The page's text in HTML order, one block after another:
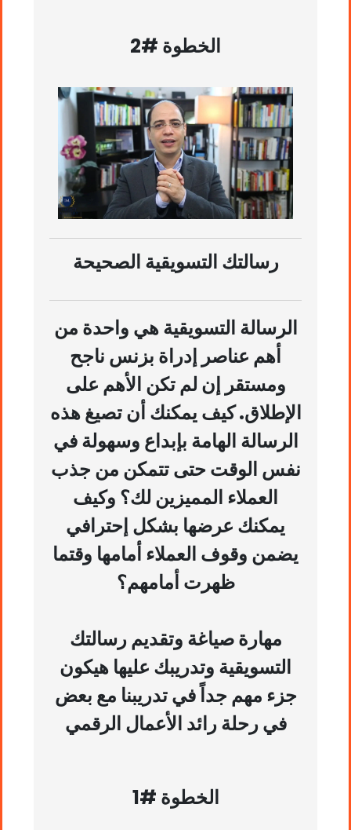
الخطوة #2
رسالتك التسويقية الصحيحة
الرسالة التسويقية هي واحدة من
أهم عناصر إدراة بزنس ناجح
ومستقر إن لم تكن الأهم على
الإطلاق. كيف يمكنك أن تصيغ هذه
الرسالة الهامة بإبداع وسهولة في
نفس الوقت حتى تتمكن من جذب
العملاء المميزين لك؟ وكيف
يمكنك عرضها بشكل إحترافي
يضمن وقوف العملاء أمامها وقتما
ظهرت أمامهم؟
مهارة صياغة وتقديم رسالتك
التسويقية وتدريبك عليها هيكون
جزء مهم جداً في تدريبنا مع بعض
في رحلة رائد الأعمال الرقمي
الخطوة #1